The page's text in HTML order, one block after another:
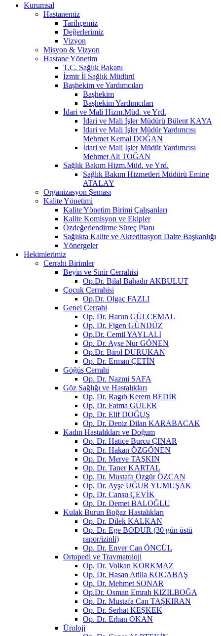
Kurumsal
Hastanemiz
Tarihçemiz
Değerlerimiz
Vizyon
Misyon & Vizyon
Hastane Yönetim
T.C. Sağlık Bakanı
İzmir İl Sağlık Müdürü
Başhekim ve Yardımcıları
Başhekim
Başhekim Yardımcıları
İdari ve Mali Hizm.Müd. ve Yrd.
İdari ve Mali İşler Müdürü Bülent KAYA
İdari ve Mali İşler Müdür Yardımcısı
Mehmet Kemal DOĞAN
İdari ve Mali İşler Müdür Yardımcısı
Mehmet Ali TOĞAN
Sağlık Bakım Hizm.Müd. ve Yrd.
Sağlık Bakım Hizmetleri Müdürü Emine
ATALAY
Organizasyon Şeması
Kalite Yönetimi
Kalite Yönetim Birimi Çalışanları
Kalite Komisyon ve Ekipler
Özdeğerlendirme Süreç Planı
Sağlıkta Kalite ve Akreditasyon Daire Başkanlığı
Yönergeler
Hekimlerimiz
Cerrahi Birimler
Beyin ve Sinir Cerrahisi
Op.Dr. Bilal Bahadır AKBULUT
Çocuk Cerrahisi
Op.Dr. Olgaç FAZLI
Genel Cerrahi
Op. Dr. Harun GÜLCEMAL
Op. Dr. Figen GÜNDÜZ
Op.Dr. Cemil YAYLALI
Op. Dr. Ayşe Nur GÖNEN
Op.Dr. Birol DURUKAN
Op. Dr. Erman ÇETİN
Göğüs Cerrahi
Op. Dr. Nazmi SAFA
Göz Sağlığı ve Hastalıkları
Op. Dr. Ragıb Kerem BEDİR
Op. Dr. Fatma GÜLER
Op. Dr. Elif DOĞUŞ
Op. Dr. Deniz Dilan KARABACAK
Kadın Hastalıkları ve Doğum
Op. Dr. Hatice Burcu ÇINAR
Op. Dr. Hakan ÖZGÖNEN
Op. Dr. Merve TAŞKIN
Op. Dr. Taner KARTAL
Op. Dr. Mustafa Özgür ÖZCAN
Op. Dr. Ayşe UĞUR YUMUŞAK
Op. Dr. Cansu ÇEVİK
Op. Dr. Demet BALOĞLU
Kulak Burun Boğaz Hastalıkları
Op. Dr. Dilek KALKAN
Op. Dr. Ege BODUR (30 gün üstü
rapor/izinli)
Op. Dr. Enver Can ÖNCÜL
Ortopedi ve Travmatoloji
Op. Dr. Volkan KORKMAZ
Op. Dr. Hasan Atilla KOCABAŞ
Op. Dr. Mehmet SONAR
Op.Dr. Osman Emrah KIZILBOĞA
Op. Dr. Mustafa Can TAŞKIRAN
Op. Dr. Serhat KEŞKEK
Op. Dr. Erhan OKAN
Üroloji